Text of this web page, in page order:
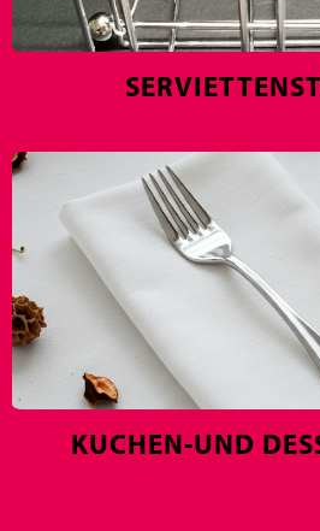
KUCHEN-UND